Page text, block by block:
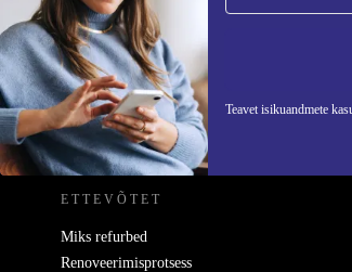
Teavet isikuandmete
REFURBED EESTI - RETHINK
ETTEVÕTET
Miks refurbed
Renoveerimisprotsess